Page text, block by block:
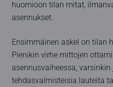
huomioon tilan mitat,
asennukset.
Ensimmäinen askel on tilan
Pienikin virhe mittojen
asennusvaiheessa,
tehdasvalmisteisia lauteita